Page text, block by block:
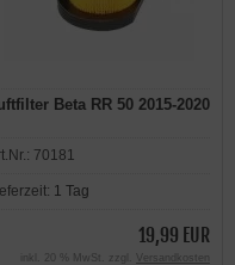
Beta RR 50 2015-2020
70181
1 Tag
19,99 EUR
inkl. 20 % MwSt. zzgl. Versandkosten